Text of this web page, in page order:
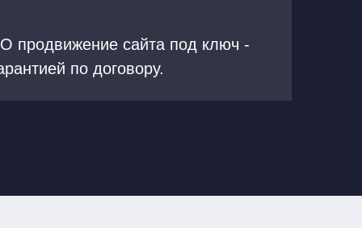
продвижение сайта под ключ -
по договору.